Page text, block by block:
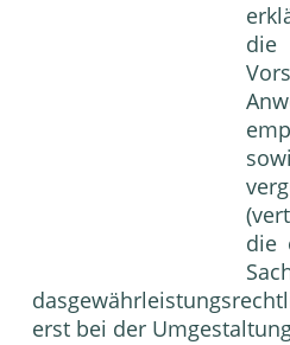
die
die
erst bei der